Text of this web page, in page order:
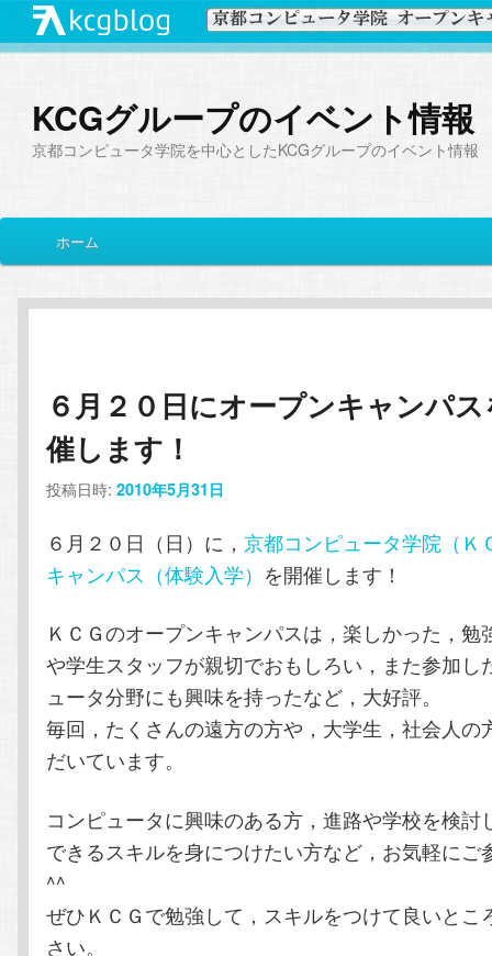
KCGグループのイベント情報
京都コンピュータ学院を中心としたKCGグループのイベント情報
イ
メ
イ
コ
ン
ン
ツ
へ
移
サ
ブ
ン
テ
ツ
へ
移
動
ホーム
６月２０日にオープンキャンパ
催します！
投稿日時:2010年5月31日
６月２０日（日）に，京都コンピュータ学院（Ｋ
キャンパス（体験入学） を開催します！
ＫＣＧのオープンキャンパスは，楽しかった，勉
や学生スタッフが親切でおもしろい，また参加し
ュータ分野にも興味を持ったなど，大好評。
毎回，たくさんの遠方の方や，大学生，社会人の
だいています。
コンピュータに興味のある方，進路や学校を検討
できるスキルを身につけたい方など，お気軽にご
^^
ぜひＫＣＧで勉強して，スキルをつけて良いとこ
さい。